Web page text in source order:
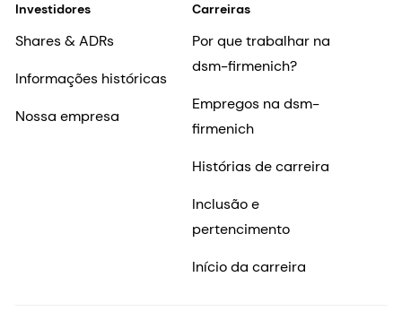
Investidores
Shares & ADRs
Informações históricas
Nossa empresa
Carreiras
Por que trabalhar na
dsm-firmenich?
Empregos na dsm-
firmenich
Histórias de carreira
Inclusão e
pertencimento
Início da carreira